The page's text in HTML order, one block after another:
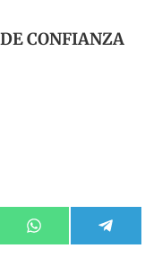
CONFIANZA
Compartir
en
WhatsApp
en